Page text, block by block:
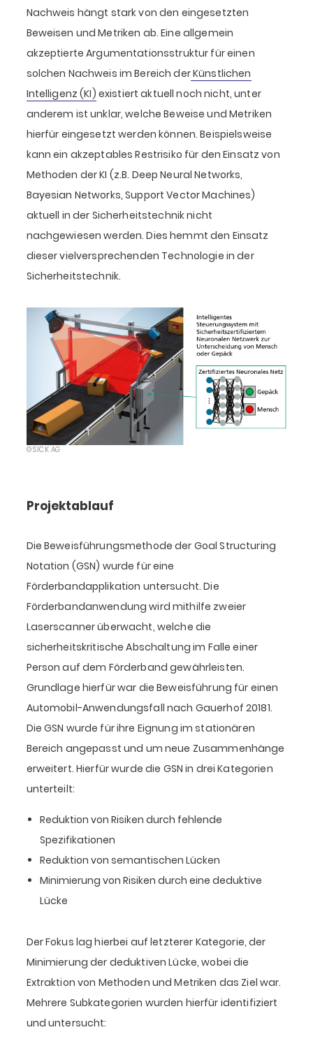
Nachweis hängt stark von den eingesetzten
Beweisen und Metriken ab. Eine allgemein
akzeptierte Argumentationsstruktur für einen
solchen Nachweis im Bereich derKünstlichen
Intelligenz (KI) existiert aktuell noch nicht, unter
anderem ist unklar, welche Beweise und Metriken
hierfür eingesetzt werden können. Beispielsweise
kann ein akzeptables Restrisiko für den Einsatz von
Methoden der KI (z.B. Deep Neural Networks,
Bayesian Networks, Support Vector Machines)
aktuell in der Sicherheitstechnik nicht
nachgewiesen werden. Dies hemmt den Einsatz
dieser vielversprechenden Technologie in der
Sicherheitstechnik.
© SICK AG
Projektablauf
Die Beweisführungsmethode der Goal Structuring
Notation (GSN) wurde für eine
Förderbandapplikation untersucht. Die
Förderbandanwendung wird mithilfe zweier
Laserscanner überwacht, welche die
sicherheitskritische Abschaltung im Falle einer
Person auf dem Förderband gewährleisten.
Grundlage hierfür war die Beweisführung für einen
Automobil-Anwendungsfall nach Gauerhof 20181.
Die GSN wurde für ihre Eignung im stationären
Bereich angepasst und um neue Zusammenhänge
erweitert. Hierfür wurde die GSN in drei Kategorien
unterteilt:
Reduktion von Risiken durch fehlende
Spezifikationen
Reduktion von semantischen Lücken
Minimierung von Risiken durch eine deduktive
Lücke
Der Fokus lag hierbei auf letzterer Kategorie, der
Minimierung der deduktiven Lücke, wobei die
Extraktion von Methoden und Metriken das Ziel war.
Mehrere Subkategorien wurden hierfür identifiziert
und untersucht: